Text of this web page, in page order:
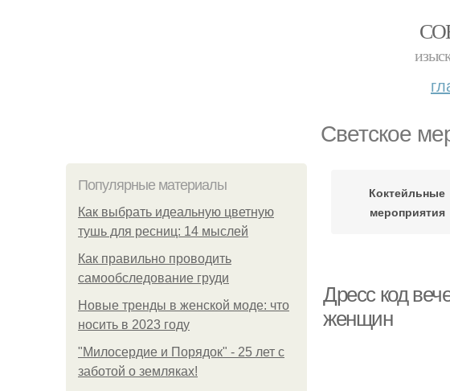
Светское
Популярные материалы
Как выбрать идеальную цветную
тушь для ресниц: 14 мыслей
Как правильно проводить
самообследование груди
Новые тренды в женской моде: что
носить в 2023 году
"Милосердие и Порядок" - 25 лет с
заботой о земляках!
Коктейльные
мероприятия
Дресс код
женщин